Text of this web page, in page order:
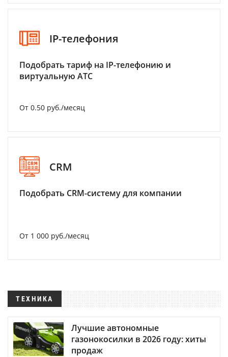
IP-телефония
Подобрать тариф на IP-телефонию и
виртуальную АТС
От 0.50 руб./месяц
CRM
Подобрать CRM-систему для компании
От 1 000 руб./месяц
ТЕХНИКА
Лучшие автономные
газонокосилки в 2026 году: хиты
продаж